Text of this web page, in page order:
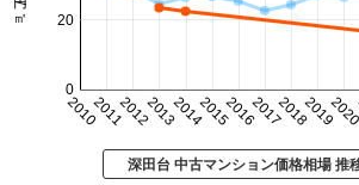
2010201120122013201420152016201720182019
0
20
深田台 中古マンション価格相場 推